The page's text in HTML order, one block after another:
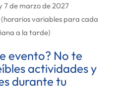
7 de marzo de 2027
(horarios variables para cada
a la tarde)
evento? No te
actividades y
durante tu